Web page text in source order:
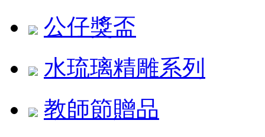
公仔獎盃
水琉璃精雕系列
教師節贈品